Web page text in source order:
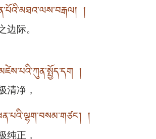
།
际。
།
清净，
།
纯正，